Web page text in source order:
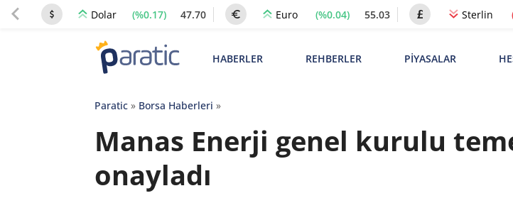
Dolar (%0.17) 47.70 Euro (%0.04) 55.03 Sterlin
HABERLER REHBERLER PİYASALAR
Paratic» Borsa Haberleri »
Manas Enerji genel kurulu
onayladı